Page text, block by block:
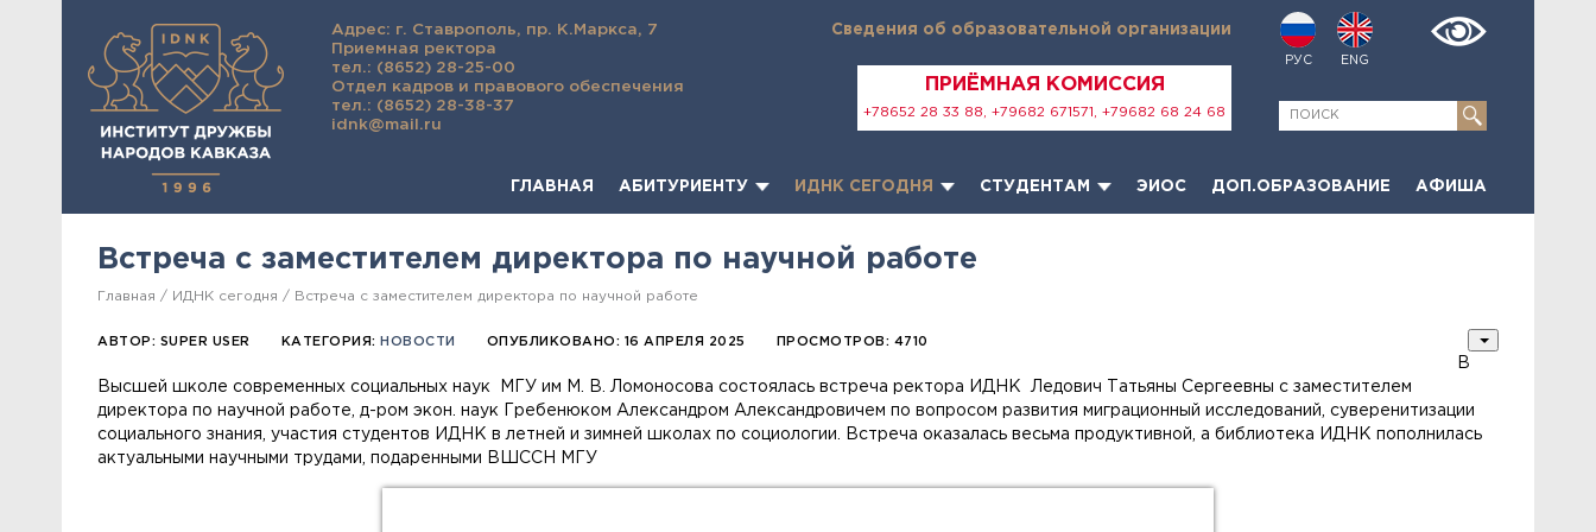
Адрес: г. Ставрополь, пр. К.Маркса, 7
Приемная ректора
тел.: (8652) 28-25-00
Отдел кадров и правового обеспечения
тел.: (8652) 28-38-37
idnk@mail.ru
Сведения об образовательной организации
ПРИЁМНАЯ КОМИССИЯ
+78652 28 33 88, +79682 671571, +79682 68 24 68
РУС ENG
ГЛАВНАЯ АБИТУРИЕНТУ ИДНК СЕГОДНЯ СТУДЕНТАМ ЭИОС ДОП.ОБРАЗОВАНИЕ АФИША
Встреча с заместителем директора по научной работе
Главная ИДНК сегодня Встреча с заместителем директора по научной работе
АВТОР: SUPER USER КАТЕГОРИЯ: НОВОСТИ ОПУБЛИКОВАНО: 16 АПРЕЛЯ 2025 ПРОСМОТРОВ: 4710
В
Высшей школе современных социальных наук МГУ им М. В. Ломоносова состоялась встреча ректора ИДНК Ледович Татьяны Сергеевны с заместителем
директора по научной работе, д-ром экон. наук Гребенюком Александром Александровичем по вопросом развития миграционный исследований, суверенитизации
социального знания, участия студентов ИДНК в летней и зимней школах по социологии. Встреча оказалась весьма продуктивной, а библиотека ИДНК пополнилась
актуальными научными трудами, подаренными ВШССН МГУ